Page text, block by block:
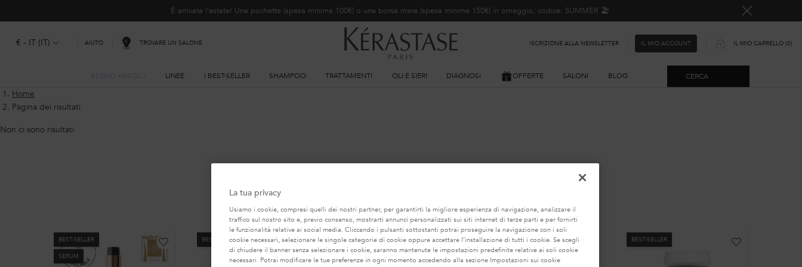
È arrivata l'estate! Una pochette (spesa minima 100€) o una borsa mare (spesa minima 150€) in omaggio, codice: SUMMER 🏖️
€ - IT (IT) AIUTO TROVARE UN SALONE ISCRIZIONE ALLA NEWSLETTER IL MIO ACCOUNT IL MIO CARRELLO 0
0 PRODOTTO
LINEE I BEST-SELLER SHAMPOO TRATTAMENTI OLI E SIERI DIAGNOSI OFFERTE SALONI BLOG CERCA
Contenuto principale
Home
Pagina dei risultati
Non ci sono risultati
BEST-SELLER
SERUM
BEST-SELLER BEST-SELLER BEST-SELLER BEST-SELLER
La tua privacy
Usiamo i cookie, compresi quelli dei nostri partner, per garantirti la migliore esperienza di navigazione, analizzare il
traffico sul nostro sito e, previo consenso, mostrarti annunci personalizzati sui siti internet di terze parti e per fornirti
le funzionalità relative ai social media. Cliccando i pulsanti sottostanti potrai proseguire la navigazione con i soli
cookie necessari, selezionare le singole categorie di cookie oppure accettare l’installazione di tutti i cookie. Se scegli
di chiudere il banner senza selezionare i cookie, saranno mantenute le impostazioni predefinite relative ai soli cookie
necessari. Potrai modificare le tue preferenze in ogni momento accedendo alla sezione Impostazioni sui cookie